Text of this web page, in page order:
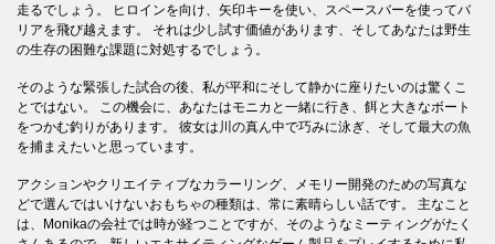
走るでしょう。 ヒロインを向け、矢印キーを使い、スペースバーを使ってバ
リアを飛び越えます。 それは少し試す価値があります、そしてあなたは野生
の生存の困難な課題に対処するでしょう。
そのような緊張した試合の後、私が平和にそして静かに座りたいのは驚くこ
とではない。 この機会に、あなたはモニカと一緒に行き、餌と大きなボート
をつかむ釣りがあります。 彼女は川の真ん中で巧みに泳ぎ、そして最大の魚
を捕まえたいと思っています。
アクションやクリエイティブなカラーリング、メモリー開発のための写真な
どで選んではいけないおもちゃの種類は、常に素晴らしい話です。 主なこと
は、Monikaの会社では時が経つことですが、そのようなミーティングがたく